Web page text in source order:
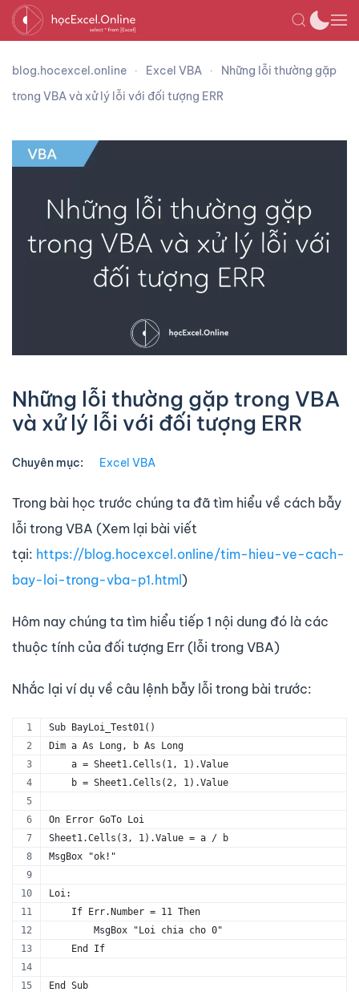
blog.hocexcel.online Excel VBA
Những lỗi thường gặp
trong VBA và xử lý lỗi với đối tượng ERR
Những lỗi thường gặp trong VBA
và xử lý lỗi với đối tượng ERR
Chuyên mục: Excel VBA
Trong bài học trước chúng ta đã tìm hiểu về cách bẫy
lỗi trong VBA (Xem lại bài viết
tại: https://blog.hocexcel.online/tim-hieu-ve-cach-
bay-loi-trong-vba-p1.html)
Hôm nay chúng ta tìm hiểu tiếp 1 nội dung đó là các
thuộc tính của đối tượng Err (lỗi trong VBA)
Nhắc lại ví dụ về câu lệnh bẫy lỗi trong bài trước:
Sub BayLoi_Test01()
Dim a As Long, b As Long
    a = Sheet1.Cells(1, 1).Value
    b = Sheet1.Cells(2, 1).Value
On Error GoTo Loi
Sheet1.Cells(3, 1).Value = a / b
MsgBox "ok!"
Loi:
    If Err.Number = 11 Then
        MsgBox "Loi chia cho 0"
    End If
End Sub